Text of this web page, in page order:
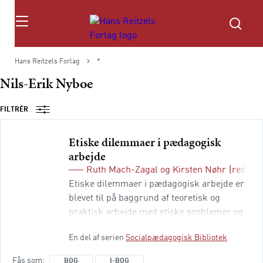
Søg
Hans Reitzels Forlag *
Nils-Erik Nyboe
FILTRÉR
Etiske dilemmaer i pædagogisk
arbejde
Ruth Mach-Zagal og Kirsten Nøhr
(red.)
Etiske dilemmaer i pædagogisk arbejde er
blevet til på baggrund af teoretisk og
praktisk arbejde med etiske problemer og
Bidragyderne har alle beskæftiget sig med
En del af serien Socialpædagogisk Bibliotek
Fås som BOG I-BOG